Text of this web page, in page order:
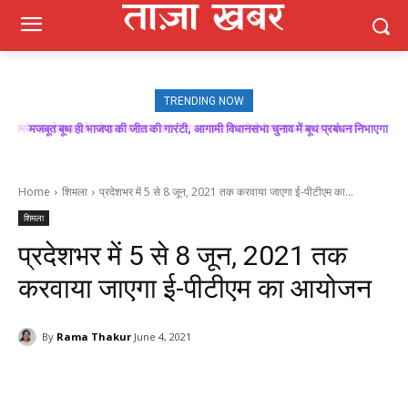
TRENDING NOW
मजबूत बूथ ही भाजपा की जीत की गारंटी, आगामी विधानसभा चुनाव में बूथ प्रबंधन निभाएगा
Home शिमला प्रदेशभर में 5 से 8 जून, 2021 तक करवाया जाएगा ई-पीटीएम का...
शिमला
प्रदेशभर में 5 से 8 जून, 2021 तक
करवाया जाएगा ई-पीटीएम का आयोजन
By Rama Thakur June 4, 2021